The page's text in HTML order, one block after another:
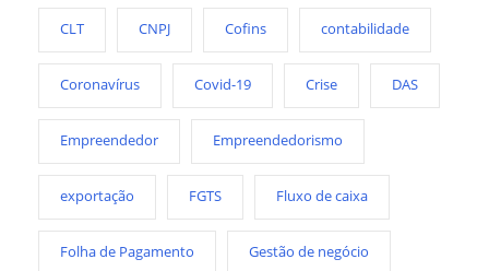
CLT CNPJ Cofins contabilidade
Coronavírus Covid-19 Crise DAS
Empreendedor Empreendedorismo
exportação FGTS Fluxo de caixa
Folha de Pagamento Gestão de negócio